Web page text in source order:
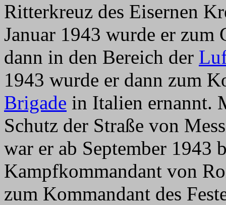
Ritterkreuz des Eisernen
Januar 1943 wurde er
dann in den Bereich der
1943 wurde er dann zum
Brigade in Italien ernannt.
Schutz der Straße von
war er ab September 1943
Kampfkommandant von
zum Kommandant des